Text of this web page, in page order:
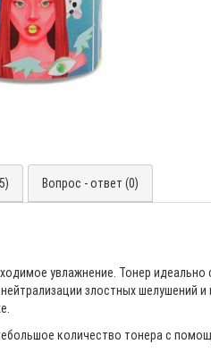
Вопрос - ответ (0)
увлажнение. Тонер
злостных шелушений
количество тонера с